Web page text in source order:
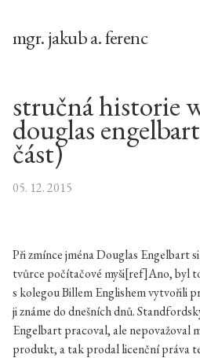
mgr. jakub a. ferenc
stručná historie
douglas
část)
05. 12. 2015
Při zmínce jména Douglas Engelbart
tvůrce počítačové myši[ref]Ano, byl
s kolegou Billem Englishem vytvořili
ji známe do dnešních dnů.
Engelbart pracoval, ale nepovažoval
produkt, a tak prodal licenční práva